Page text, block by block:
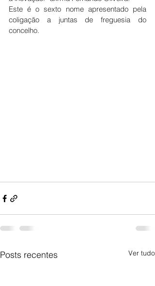
Este é o sexto nome apresentado pela
coligação a juntas de freguesia do
concelho.
Posts recentes Ver tudo